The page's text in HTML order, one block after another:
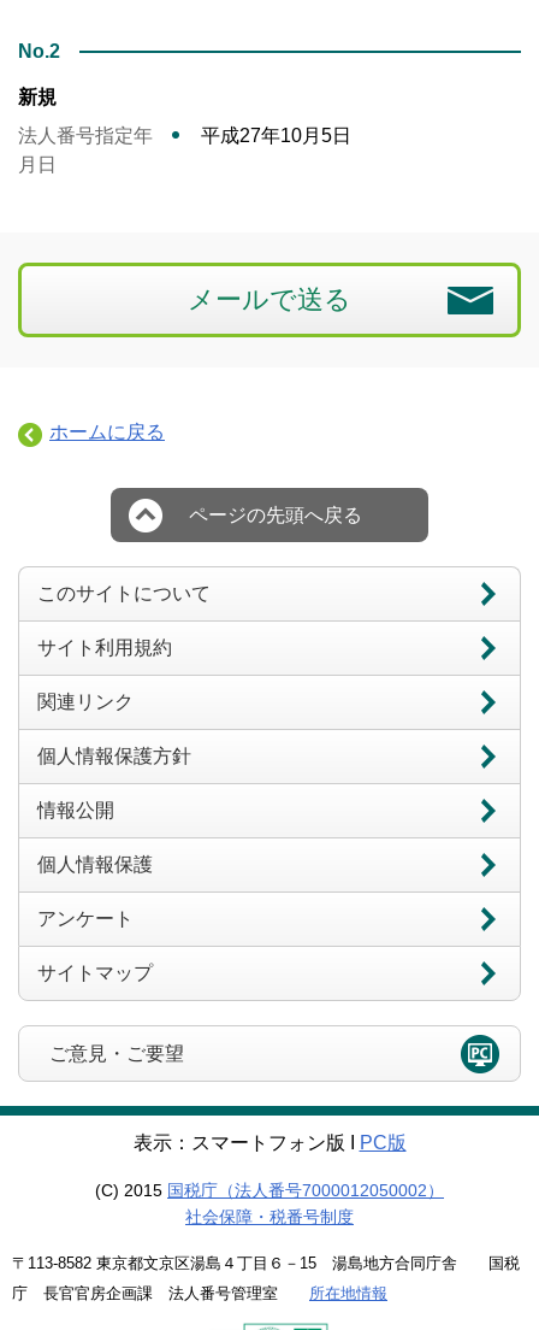
No.2
新規
法人番号指定年
月日
平成27年10月5日
メールで送る
ホームに戻る
ページの先頭へ戻る
このサイトについて
サイト利用規約
関連リンク
個人情報保護方針
情報公開
個人情報保護
アンケート
サイトマップ
ご意見・ご要望
表示：スマートフォン版 Ι PC版
(C) 2015 国税庁（法人番号7000012050002）
社会保障・税番号制度
〒113-8582 東京都文京区湯島４丁目６－15 湯島地方合同庁舎 国税
庁 長官官房企画課 法人番号管理室 所在地情報